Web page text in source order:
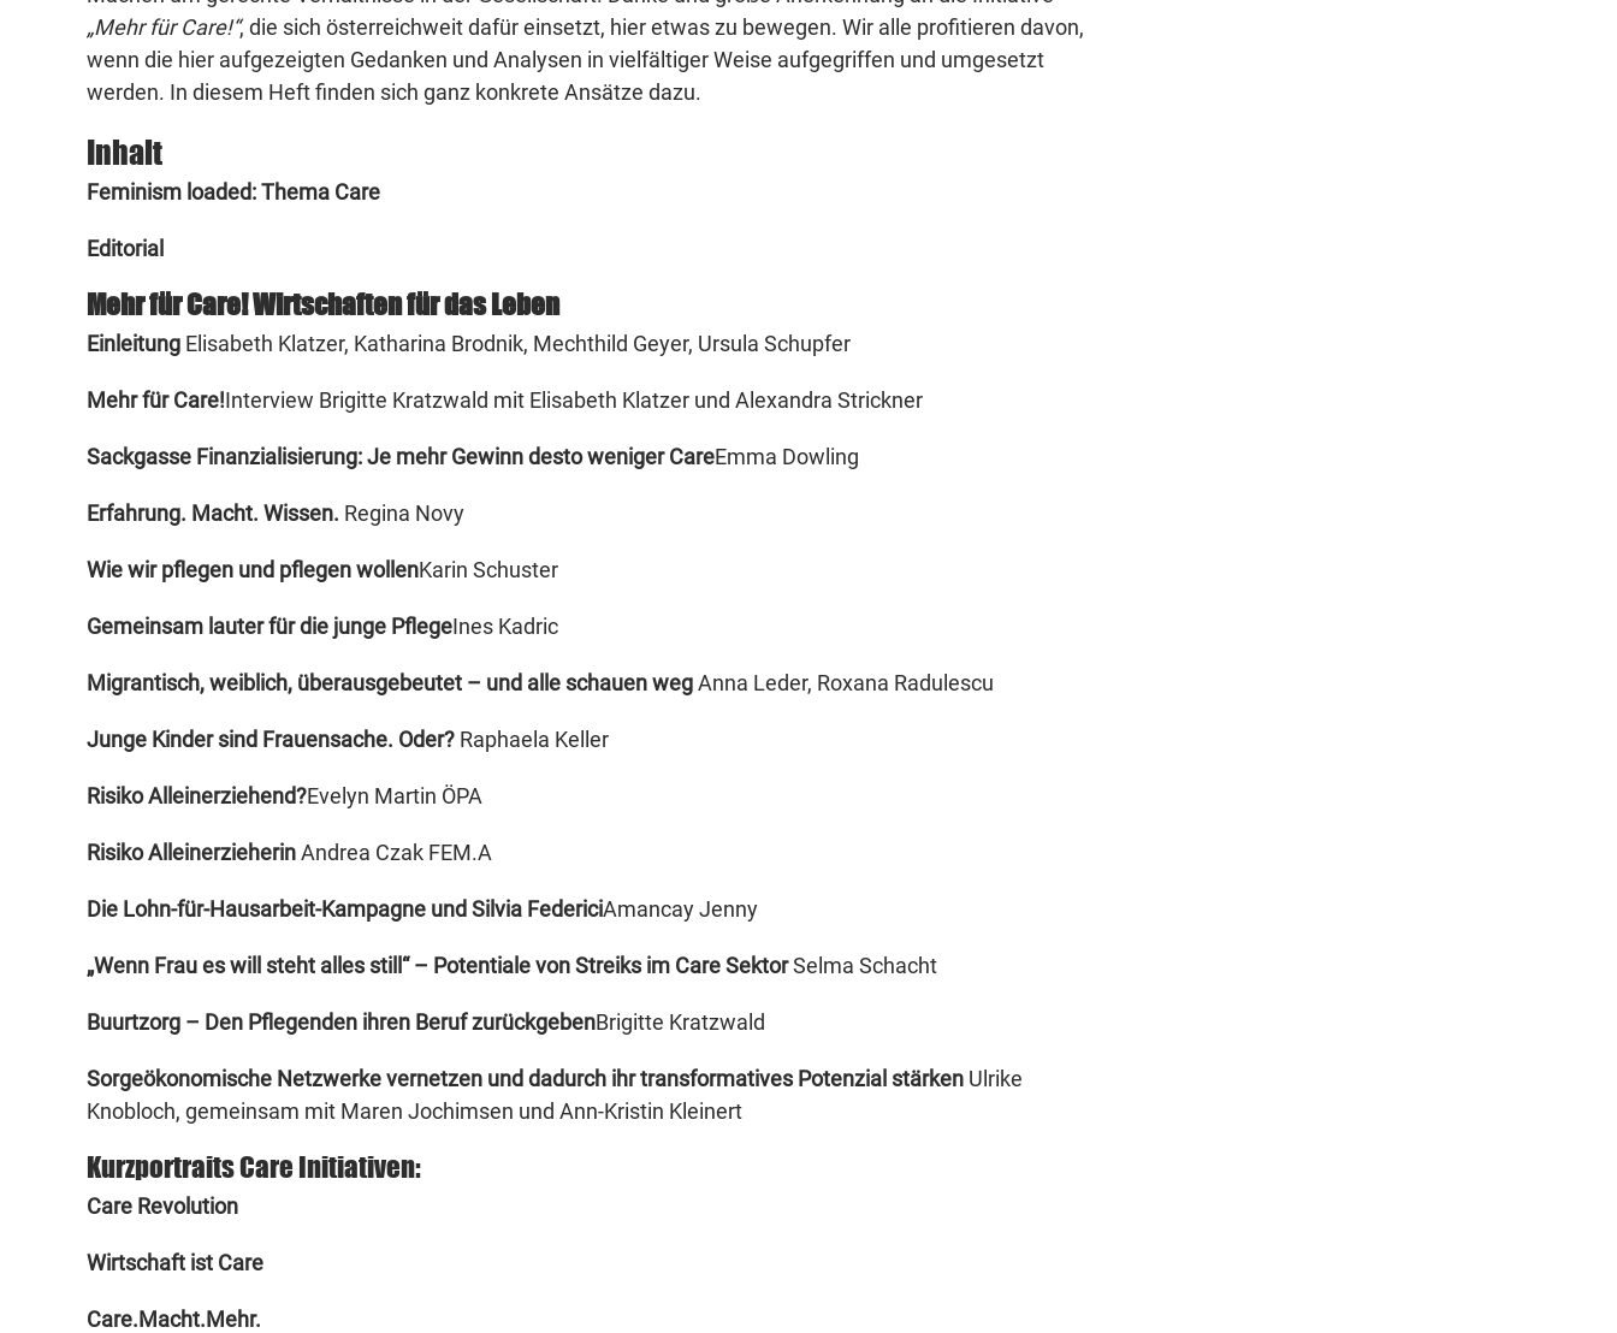
„Mehr für Care!“, die sich österreichweit dafür einsetzt, hier etwas zu bewegen. Wir alle profitieren davon,
wenn die hier aufgezeigten Gedanken und Analysen in vielfältiger Weise aufgegriffen und umgesetzt
werden. In diesem Heft finden sich ganz konkrete Ansätze dazu.
Inhalt
Feminism loaded: Thema Care
Editorial
Mehr für Care! Wirtschaften für das Leben
Einleitung Elisabeth Klatzer, Katharina Brodnik, Mechthild Geyer, Ursula Schupfer
Mehr für Care!Interview Brigitte Kratzwald mit Elisabeth Klatzer und Alexandra Strickner
Sackgasse Finanzialisierung: Je mehr Gewinn desto weniger CareEmma Dowling
Erfahrung. Macht. Wissen. Regina Novy
Wie wir pflegen und pflegen wollenKarin Schuster
Gemeinsam lauter für die junge PflegeInes Kadric
Migrantisch, weiblich, überausgebeutet – und alle schauen wegAnna Leder, Roxana Radulescu
Junge Kinder sind Frauensache. Oder? Raphaela Keller
Risiko Alleinerziehend?Evelyn Martin ÖPA
Risiko AlleinerzieherinAndrea Czak FEM.A
Die Lohn-für-Hausarbeit-Kampagne und Silvia FedericiAmancay Jenny
„Wenn Frau es will steht alles still“ – Potentiale von Streiks im Care SektorSelma Schacht
Buurtzorg – Den Pflegenden ihren Beruf zurückgebenBrigitte Kratzwald
Sorgeökonomische Netzwerke vernetzen und dadurch ihr transformatives Potenzial stärken Ulrike
Knobloch, gemeinsam mit Maren Jochimsen und Ann-Kristin Kleinert
Kurzportraits Care Initiativen:
Care Revolution
Wirtschaft ist Care
Care.Macht.Mehr.